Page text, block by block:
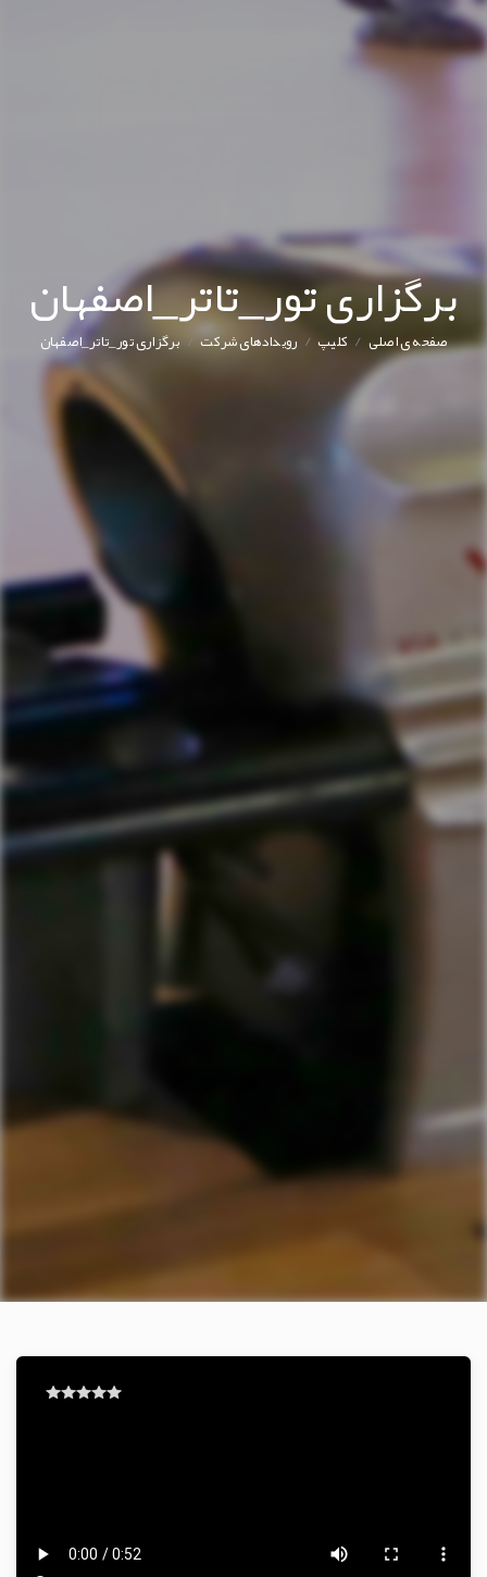
برگزاری تور_تاتر_اصفهان
صفحه ی اصلی/ کليپ/ رویدادهای شرکت/برگزاری تور_تاتر_اصفهان